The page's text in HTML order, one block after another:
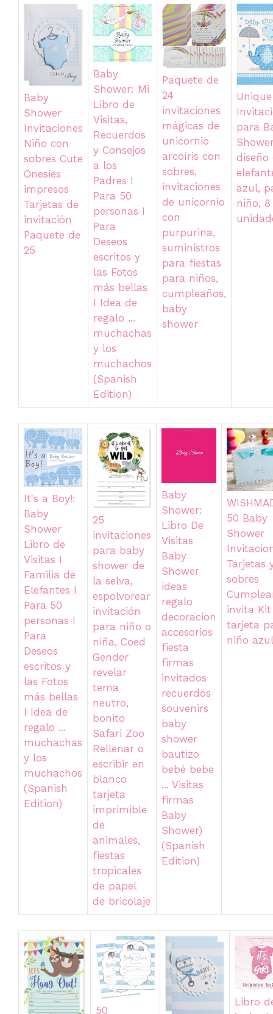
Baby
Shower
Invitaciones
Niño con
sobres Cute
Onesies
impresos
Tarjetas de
invitación
Paquete de
25
Baby
Shower: Mi
Libro de
Visitas,
Recuerdos
y Consejos
a los
Padres I
Para 50
personas I
Para
Deseos
escritos y
las Fotos
más bellas
I Idea de
regalo ...
muchachas
y los
muchachos
(Spanish
Edition)
Paquete de
24
invitaciones
mágicas de
unicornio
arcoíris con
sobres,
invitaciones
de unicornio
con
purpurina,
suministros
para fiestas
para niños,
cumpleaños,
baby
shower
Unique
para
diseño
azul,
niño, 8
It's a Boy!:
Baby
Shower
Libro de
Visitas I
Familia de
Elefantes I
Para 50
personas I
Para
Deseos
escritos y
las Fotos
más bellas
I Idea de
regalo ...
muchachas
y los
muchachos
(Spanish
Edition)
25
invitaciones
para baby
shower de
la selva,
espolvorear
invitación
para niño o
niña, Coed
Gender
revelar
tema
neutro,
bonito
Safari Zoo
Rellenar o
escribir en
blanco
tarjeta
imprimible
de
animales,
fiestas
tropicales
de papel
de bricolaje
Baby
Shower:
Libro De
Visitas
Baby
Shower
ideas
regalo
decoracion
accesorios
fiesta
firmas
invitados
recuerdos
souvenirs
baby
shower
bautizo
bebé bebe
... Visitas
firmas
Baby
Shower)
(Spanish
Edition)
50 Baby
Shower
Tarjetas
sobres
invita
tarjeta
niño azul
50
Libro